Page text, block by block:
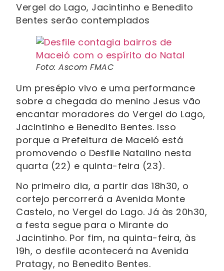
Vergel do Lago, Jacintinho e Benedito
Bentes serão contemplados
Foto: Ascom FMAC
Um presépio vivo e uma performance
sobre a chegada do menino Jesus vão
encantar moradores do Vergel do Lago,
Jacintinho e Benedito Bentes. Isso
porque a Prefeitura de Maceió está
promovendo o Desfile Natalino nesta
quarta (22) e quinta-feira (23).
No primeiro dia, a partir das 18h30, o
cortejo percorrerá a Avenida Monte
Castelo, no Vergel do Lago. Já às 20h30,
a festa segue para o Mirante do
Jacintinho. Por fim, na quinta-feira, às
19h, o desfile acontecerá na Avenida
Pratagy, no Benedito Bentes.